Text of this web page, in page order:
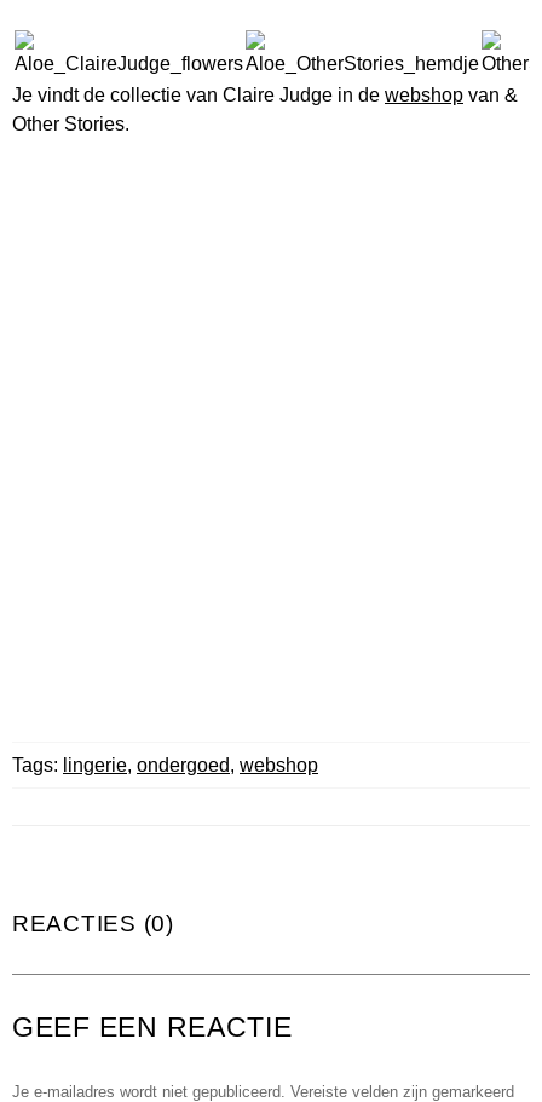
Je vindt de collectie van Claire Judge in de webshop van &
Other Stories.
Tags: lingerie, ondergoed, webshop
REACTIES (0)
GEEF EEN REACTIE
Je e-mailadres wordt niet gepubliceerd. Vereiste velden zijn gemarkeerd